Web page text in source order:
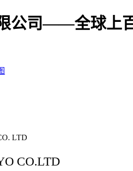
公司——全球上
LTD
CO.LTD